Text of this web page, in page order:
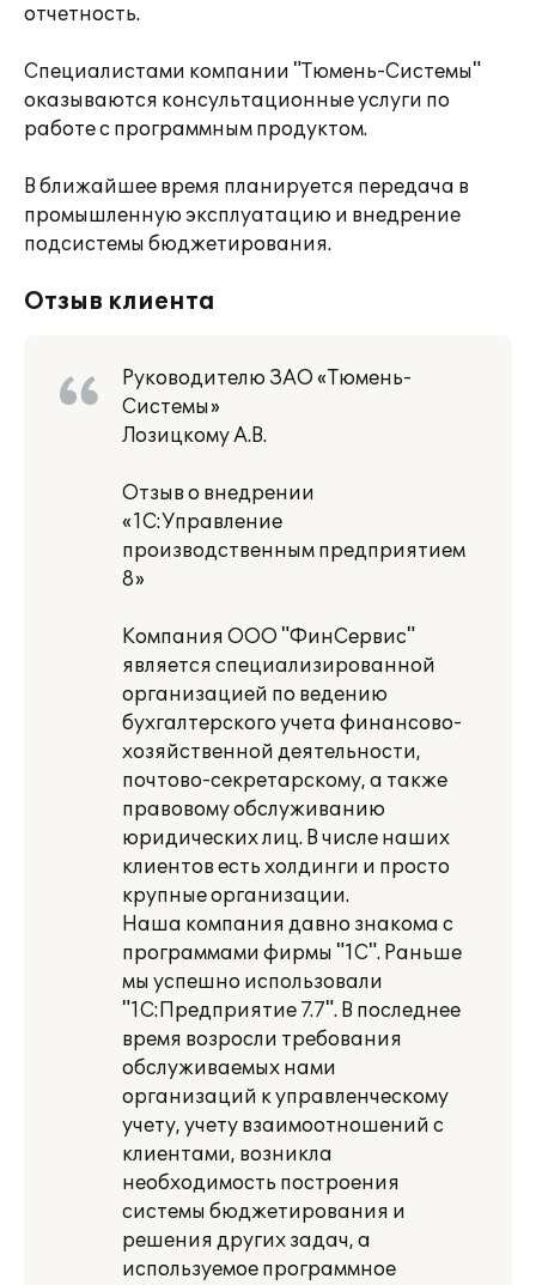
отчетность.
Специалистами компании "Тюмень-Системы"
оказываются консультационные услуги по
работе с программным продуктом.
В ближайшее время планируется передача в
промышленную эксплуатацию и внедрение
подсистемы бюджетирования.
Отзыв клиента
Руководителю ЗАО «Тюмень-
Системы»
Лозицкому А.В.
Отзыв о внедрении
«1С:Управление
производственным предприятием
8»
Компания ООО "ФинСервис"
является специализированной
организацией по ведению
бухгалтерского учета финансово-
хозяйственной деятельности,
почтово-секретарскому, а также
правовому обслуживанию
юридических лиц. В числе наших
клиентов есть холдинги и просто
крупные организации.
Наша компания давно знакома с
программами фирмы "1С". Раньше
мы успешно использовали
"1С:Предприятие 7.7". В последнее
время возросли требования
обслуживаемых нами
организаций к управленческому
учету, учету взаимоотношений с
клиентами, возникла
необходимость построения
системы бюджетирования и
решения других задач, а
используемое программное